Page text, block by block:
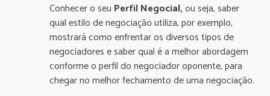
Conhecer o seu Perfil Negocial,ou seja, saber
qual estilo de negociação utiliza, por exemplo,
mostrará como enfrentar os diversos tipos de
negociadores e saber qual é a melhor abordagem
conforme o perfil do negociador oponente, para
chegar no melhor fechamento de uma negociação.